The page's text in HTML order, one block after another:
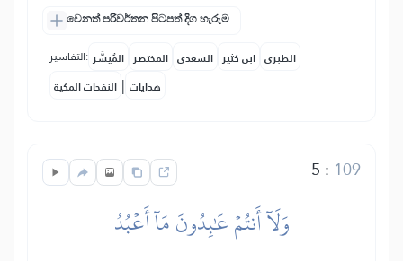
වෙනත් පරිවර්තන පිටපත් දිග හැරුම
التفاسير: المُيسَّر المختصر السعدي ابن كثير الطبري
النفحات المكية | هدايات
5 : 109
وَلَآ أَنتُمۡ عَٰبِدُونَ مَآ أَعۡبُدُ